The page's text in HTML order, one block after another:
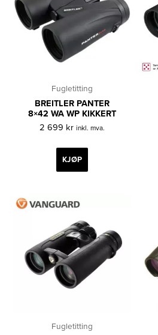
Fugletitting
BREITLER PANTER
8×42 WA WP KIKKERT
2 699 kr inkl. mva.
KJØP
Fugletitting